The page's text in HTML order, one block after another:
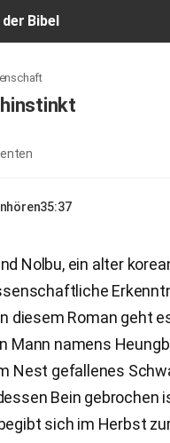
Bibel
35:37
Nolbu, ein alter
diesem Roman geht
Mann namens
Nest gefallenes
Bein gebrochen
sich im Herbst